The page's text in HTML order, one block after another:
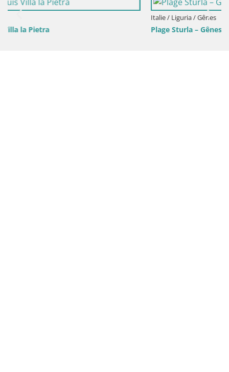
Plage Sturla – Gênes